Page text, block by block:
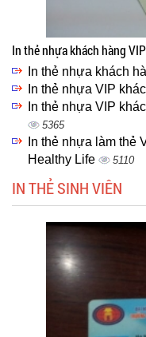
In thẻ nhựa khách hàng
In thẻ nhựa khách
In thẻ nhựa VIP
In thẻ nhựa VIP
5365
In thẻ nhựa làm thẻ
Healthy Life
5110
IN THẺ SINH VIÊN